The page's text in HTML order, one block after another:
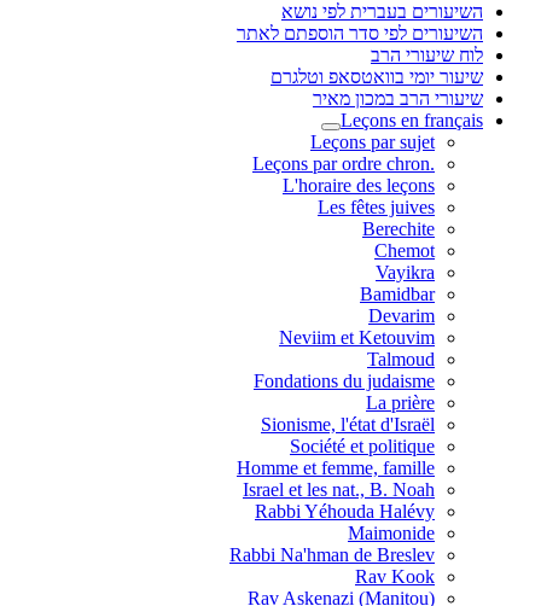
השיעורים בעברית לפי נושא
השיעורים לפי סדר הוספתם לאתר
לוח שיעורי הרב
שיעור יומי בוואטסאפ וטלגרם
שיעורי הרב במכון מאיר
Leçons en français
Leçons par sujet
.Leçons par ordre chron
L'horaire des leçons
Les fêtes juives
Berechite
Chemot
Vayikra
Bamidbar
Devarim
Neviim et Ketouvim
Talmoud
Fondations du judaisme
La prière
Sionisme, l'état d'Israël
Société et politique
Homme et femme, famille
Israel et les nat., B. Noah
Rabbi Yéhouda Halévy
Maimonide
Rabbi Na'hman de Breslev
Rav Kook
(Rav Askenazi (Manitou